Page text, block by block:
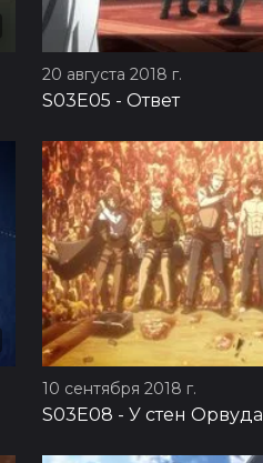
20 августа 2018 г.
S03E05 - Ответ
10 сентября 2018 г.
S03E08 - У стен Орвуда